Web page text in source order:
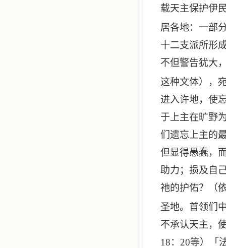
载天主保护伊
居各地：一部
十二支派所形
不但警告犹大
这种文体），
进入许地，使
于上主在旷野
们遗忘上主的
但显得愚蠢，
助力；损及自
祂的护佑？（
圣地。首领们
不承认天主，
18： 20等）「